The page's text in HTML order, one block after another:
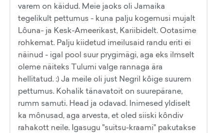
varem on käidud. Meie jaoks oli Jamaika
tegelikult pettumus - kuna palju kogemusi mujalt
Lôuna- ja Kesk-Ameerikast, Kariibidelt. Ootasime
rohkemat. Palju kiidetud imeilusaid randu eriti ei
näinud - igal pool suur prygimägi, aga eks ilmselt
oleme näiteks Tulumi valge rannaga ära
hellitatud. :) Ja meile oli just Negril kôige suurem
pettumus. Kohalik tänavatoit on suurepärane,
rumm samuti. Head ja odavad. Inimesed yldiselt
ka mônusad, aga arvesta, et oled siiski kôndiv
rahakott neile. Igasugu "suitsu-kraami" pakutakse